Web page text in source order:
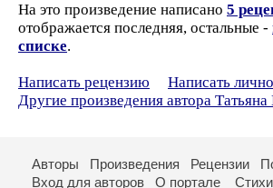
На это произведение написано 5
отображается последняя, остальные -
списке.
Написать рецензию
Написать
Другие произведения автора
Авторы Произведения Рецензии
Вход для авторов
О портале